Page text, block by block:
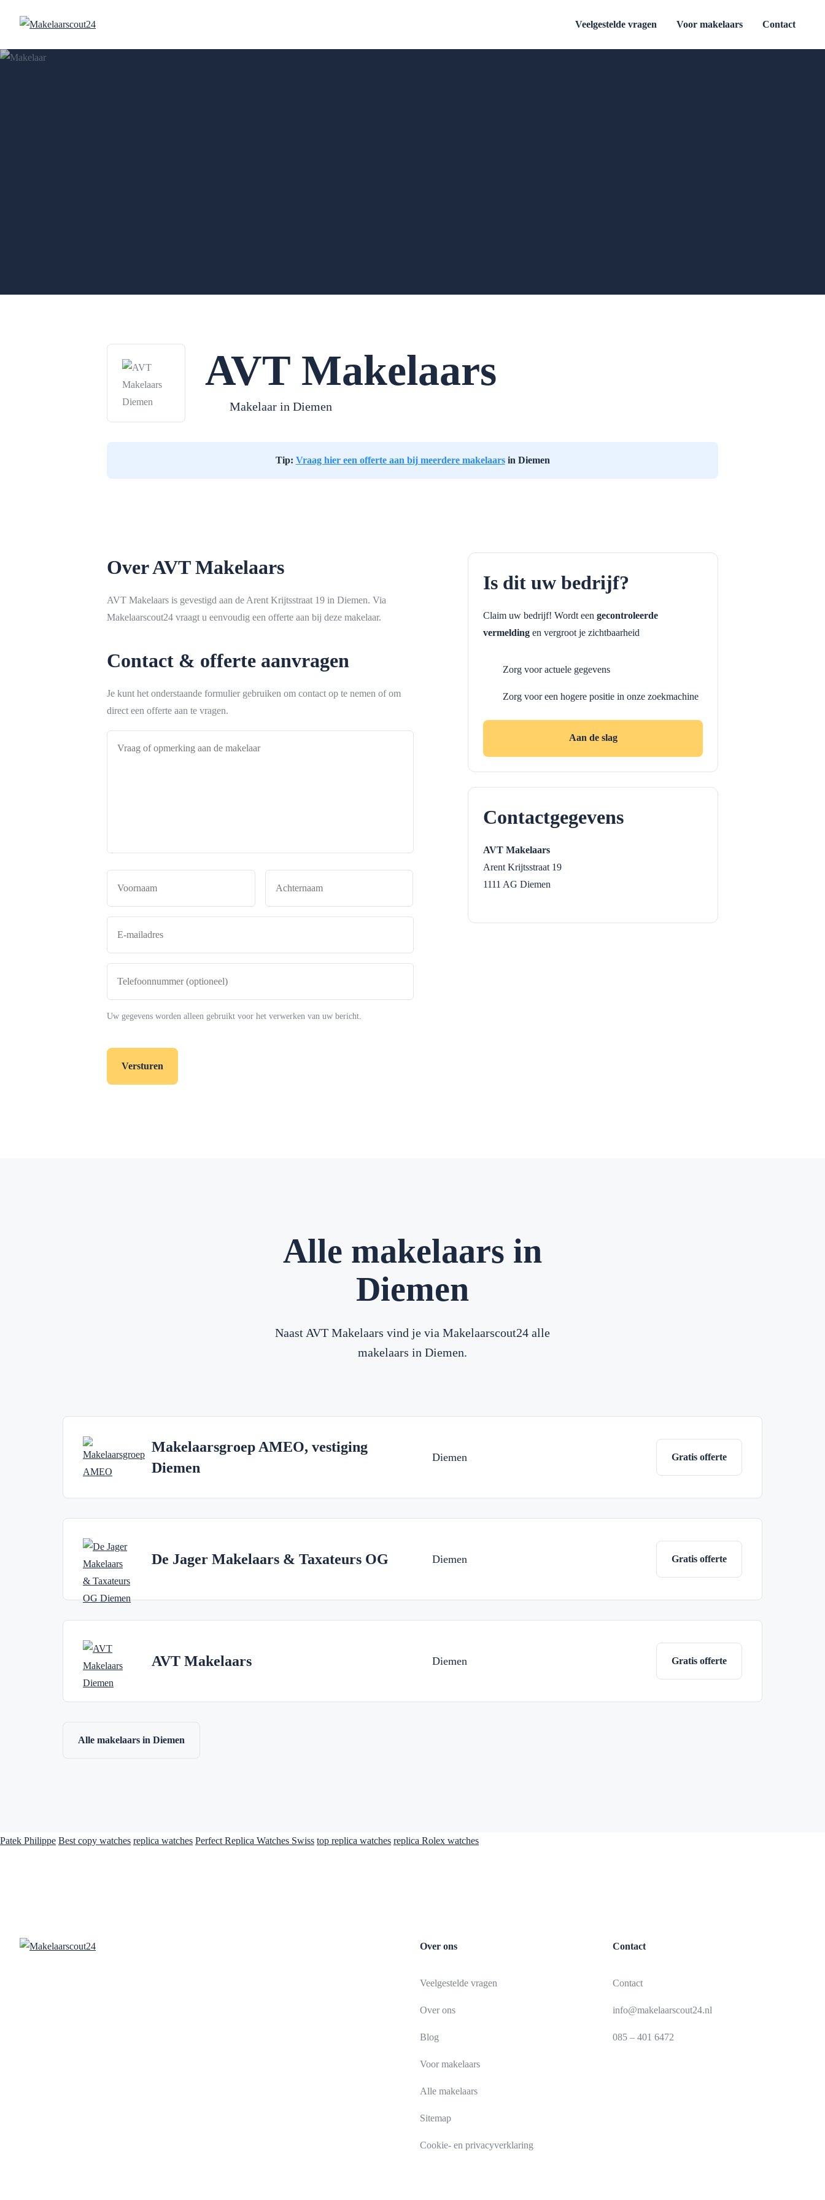
Veelgestelde vragen Voor makelaars Contact
AVT Makelaars
Makelaar in Diemen
Tip: Vraag hier een offerte aan bij meerdere makelaarsin Diemen
Over AVT Makelaars
AVT Makelaars is gevestigd aan de Arent Krijtsstraat 19 in Diemen. Via
Makelaarscout24 vraagt u eenvoudig een offerte aan bij deze makelaar.
Contact & offerte aanvragen
Je kunt het onderstaande formulier gebruiken om contact op te nemen of om
direct een offerte aan te vragen.
Uw gegevens worden alleen gebruikt voor het verwerken van uw bericht.
Is dit uw bedrijf?
Claim uw bedrijf! Wordt een gecontroleerde
vermelding en vergroot je zichtbaarheid
Zorg voor actuele gegevens
Zorg voor een hogere positie in onze zoekmachine
Aan de slag
Contactgegevens
AVT Makelaars
Arent Krijtsstraat 19
1111 AG Diemen
Alle makelaars in
Diemen
Naast AVT Makelaars vind je via Makelaarscout24 alle
makelaars in Diemen.
Makelaarsgroep AMEO, vestiging
Diemen
Diemen Gratis offerte
De Jager Makelaars & Taxateurs OG Diemen Gratis offerte
AVT Makelaars Diemen Gratis offerte
Alle makelaars in Diemen
Patek Philippe Best copy watches replica watches Perfect Replica Watches Swiss top replica watches replica Rolex watches
Over ons
Veelgestelde vragen
Over ons
Blog
Voor makelaars
Alle makelaars
Sitemap
Cookie- en privacyverklaring
Contact
Contact
info@makelaarscout24.nl
085 – 401 6472